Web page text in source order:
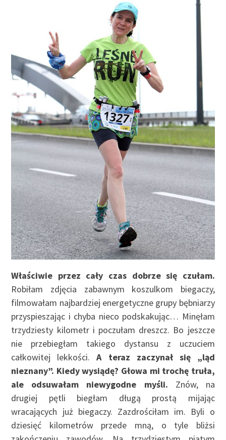
Właściwie przez cały czas dobrze się czułam.
Robiłam zdjęcia zabawnym koszulkom biegaczy,
filmowałam najbardziej energetyczne grupy bębniarzy
przyspieszając i chyba nieco podskakując… Minęłam
trzydziesty kilometr i poczułam dreszcz. Bo jeszcze
nie przebiegłam takiego dystansu z uczuciem
całkowitej lekkości.A teraz zaczynał się „ląd
nieznany”. Kiedy wysiądę? Głowa mi trochę truła,
ale odsuwałam niewygodne myśli. Znów, na
drugiej pętli biegłam długą prostą mijając
wracających już biegaczy. Zazdrościłam im. Byli o
dziesięć kilometrów przede mną, o tyle bliżsi